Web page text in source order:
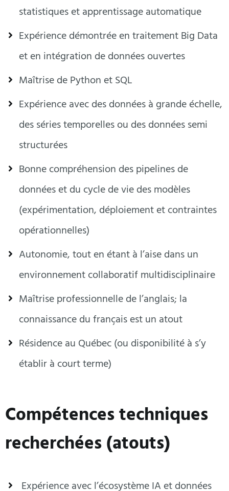
statistiques et apprentissage automatique
Expérience démontrée en traitement Big Data
et en intégration de données ouvertes
Maîtrise de Python et SQL
Expérience avec des données à grande échelle,
des séries temporelles ou des données semi
structurées
Bonne compréhension des pipelines de
données et du cycle de vie des modèles
(expérimentation, déploiement et contraintes
opérationnelles)
Autonomie, tout en étant à l’aise dans un
environnement collaboratif multidisciplinaire
Maîtrise professionnelle de l’anglais; la
connaissance du français est un atout
Résidence au Québec (ou disponibilité à s’y
établir à court terme)
Compétences techniques
recherchées (atouts)
Expérience avec l’écosystème IA et données